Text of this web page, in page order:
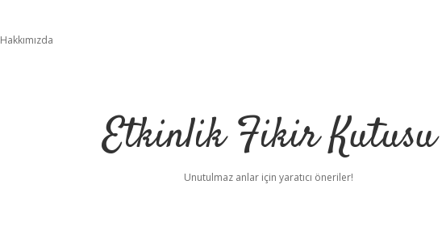
Hakkımızda
Etkinlik Fikir Kutusu
Unutulmaz anlar için yaratıcı öneriler!